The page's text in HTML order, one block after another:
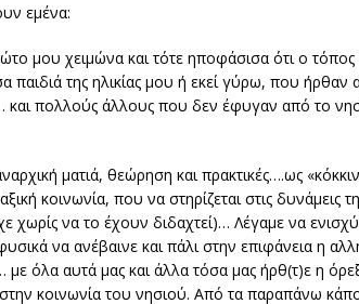
εμένα:
μου χειμώνα και τότε ηποφάσισα ότι ο
της ηλικίας μου ή εκεί γύρω, που ήρθαν
πολλούς άλλους που δεν έφυγαν από το
ματιά, θεώρηση και πρακτικές….ως
κοινωνία, που να στηρίζεται στις δυνάμεις
να το έχουν διδαχτεί)… Λέγαμε να
να ανέβαινε και πάλι στην επιφάνεια η
με όλα αυτά μας και άλλα τόσα μας ήρθ(τ)ε η
κοινωνία του νησιού. Από τα παραπάνω